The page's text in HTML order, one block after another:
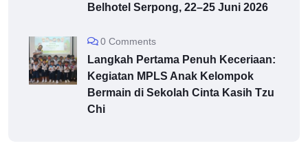
Belhotel Serpong, 22–25 Juni 2026
0 Comments
Langkah Pertama Penuh Keceriaan:
Kegiatan MPLS Anak Kelompok
Bermain di Sekolah Cinta Kasih Tzu
Chi